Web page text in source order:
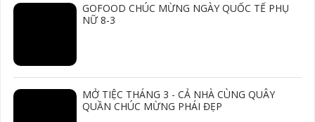
GOFOOD CHÚC MỪNG NGÀY QUỐC TẾ PHỤ
NỮ 8-3
MỞ TIỆC THÁNG 3 - CẢ NHÀ CÙNG QUÂY
QUẦN CHÚC MỪNG PHÁI ĐẸP